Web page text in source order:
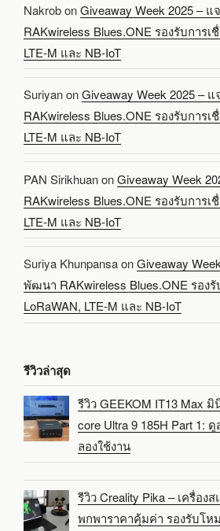
NakrobonGiveaway Week 2025 –
RAKwireless Blues.ONE รองรับการเ
LTE-M และ NB-IoT
SuriyanonGiveaway Week 2025 –
RAKwireless Blues.ONE รองรับการเ
LTE-M และ NB-IoT
PAN SirikhuanonGiveaway Week
RAKwireless Blues.ONE รองรับการเ
LTE-M และ NB-IoT
Suriya KhunpansaonGiveaway
พัฒนา RAKwireless Blues.ONE รอง
LoRaWAN, LTE-M และ NB-IoT
รีวิวล่าสุด
รีวิว GEEKOM IT13 Max
core Ultra 9 185H Part 1:
ลองใช้งาน
รีวิว Creality Pika – เครื่อง
พกพาราคาคุ้มค่า รองรับโห